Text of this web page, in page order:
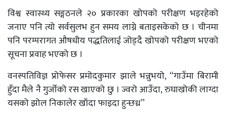
विश्व स्वास्थ्य सङ्गठनले २० प्रकारका खोपको परीक्षण भइरहेको
जनाए पनि त्यो सर्वसुलभ हुन समय लाग्ने बताइसकेको छ । चीनमा
पनि परम्परागत औषधीय पद्धतिलाई जोड्दै खोपको परीक्षण भएको
सूचना प्रवाह भएको छ ।
वनस्पतिविज्ञ प्रोफेसर प्रमोदकुमार झाले भन्नुभयो, “गाउँमा बिरामी
हुँदा मैले नै गुर्जोको रस खाएको छु । ज्वरो आउँदा, रुघाखोकी लाग्दा
यसको झोल निकालेर खाँदा फाइदा हुन्छध्र”